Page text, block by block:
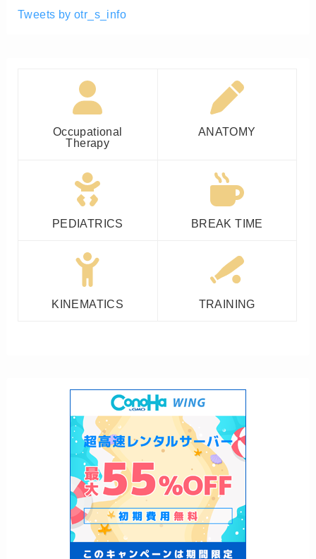
Tweets by otr_s_info
Occupational
Therapy
ANATOMY
PEDIATRICS BREAK TIME
KINEMATICS TRAINING